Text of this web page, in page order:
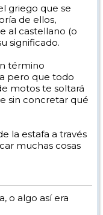
griego que se
de ellos,
al castellano (o
significado.
término
pero que todo
motos te soltará
sin concretar qué
la estafa a través
muchas cosas
o algo así era